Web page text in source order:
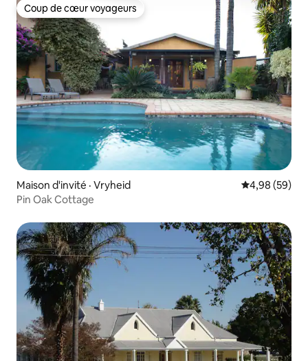
Coup de cœur voyageurs
Coup de cœur voyageurs
Maison d'invité · Vryheid Note
4,98 (59)
Pin Oak Cottage